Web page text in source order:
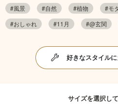
#風景
#自然 #植物 #モ
#おしゃれ
#11月 #@玄関
好きなスタイル
サイズを選択し